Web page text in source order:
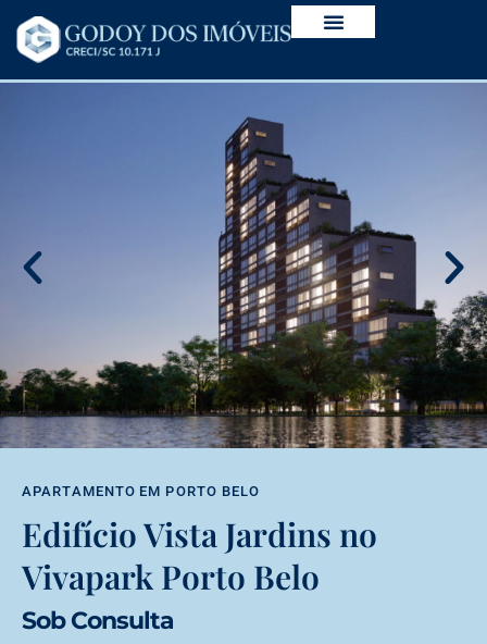
APARTAMENTO EM PORTO BELO
Edifício Vista Jardins no
Vivapark Porto Belo
Sob Consulta